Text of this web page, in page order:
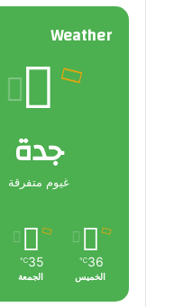
Weather
جدة
غيوم متفرقة
36
℃
الخميس
35
℃
الجمعة